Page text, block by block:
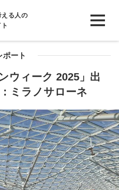
る人の
ポート
ウィーク 2025」出
ミラノサローネ